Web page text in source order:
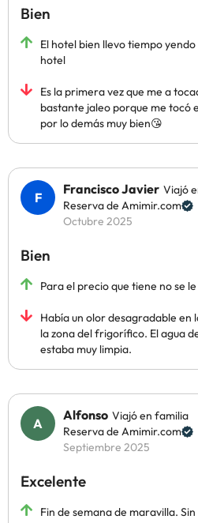
Bien
El hotel bien llevo tiempo
hotel
Es la primera vez que me a
bastante jaleo porque me tocó
por lo demás muy bien😘
Francisco Javier Viajó
Reserva de Amimir.com
Octubre 2025
Bien
Para el precio que tiene no se
Había un olor desagradable en
la zona del frigorífico. El agua
estaba muy limpia.
Alfonso Viajó en familia
Reserva de Amimir.com
Septiembre 2025
Excelente
Fin de semana de maravilla.